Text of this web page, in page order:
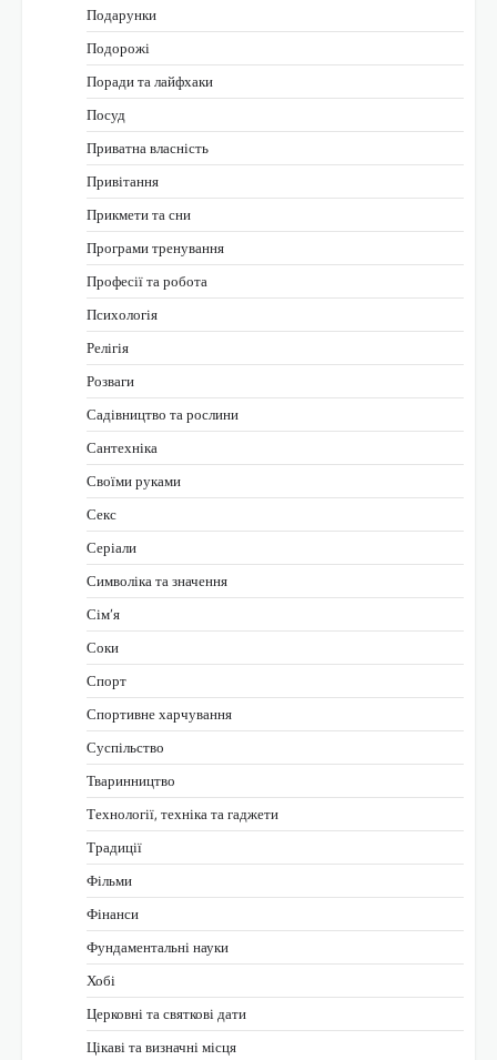
Подарунки
Подорожі
Поради та лайфхаки
Посуд
Приватна власність
Привітання
Прикмети та сни
Програми тренування
Професії та робота
Психологія
Релігія
Розваги
Садівництво та рослини
Сантехніка
Своїми руками
Секс
Серіали
Символіка та значення
Сім’я
Соки
Спорт
Спортивне харчування
Суспільство
Тваринництво
Технології, техніка та гаджети
Традиції
Фільми
Фінанси
Фундаментальні науки
Хобі
Церковні та святкові дати
Цікаві та визначні місця